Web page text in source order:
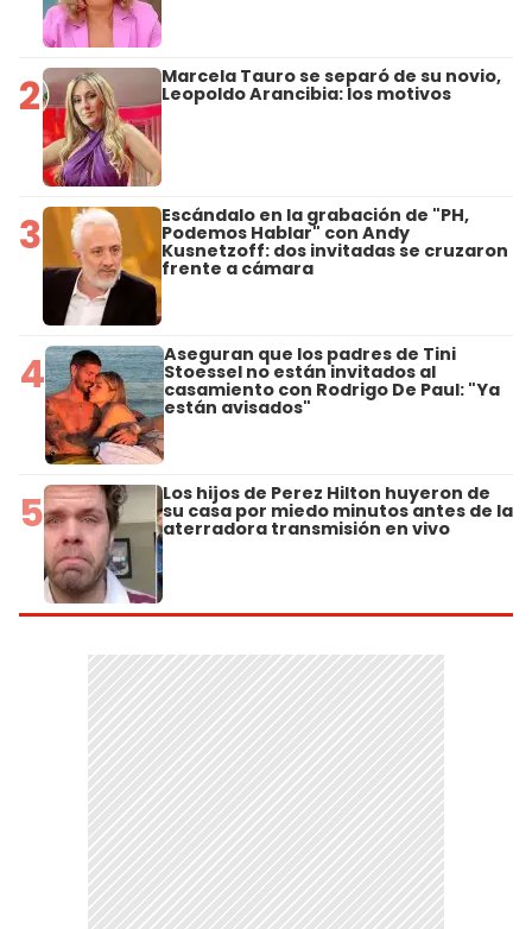
2 Marcela Tauro se separó de su novio,
Leopoldo Arancibia: los motivos
3 Escándalo en la grabación de "PH,
Podemos Hablar" con Andy
Kusnetzoff: dos invitadas se cruzaron
frente a cámara
4 Aseguran que los padres de Tini
Stoessel no están invitados al
casamiento con Rodrigo De Paul: "Ya
están avisados"
5 Los hijos de Perez Hilton huyeron de
su casa por miedo minutos antes de la
aterradora transmisión en vivo